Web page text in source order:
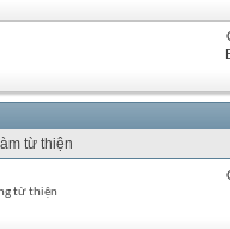
từ thiện
từ thiện